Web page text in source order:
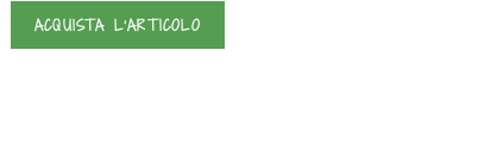
ACQUISTA L'ARTICOLO